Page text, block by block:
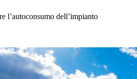
l’autoconsumo dell’impianto